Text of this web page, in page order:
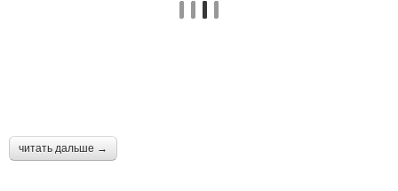
читать дальше →